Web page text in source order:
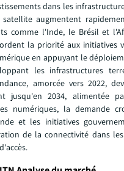
dans les
satellite augmentent
comme l'Inde, le Brésil et
la priorité aux initiatives
en appuyant le
les infrastructures
amorcée vers 2022,
jusqu'en 2034, alimentée
numériques, la demande
et les initiatives
de la connectivité dans